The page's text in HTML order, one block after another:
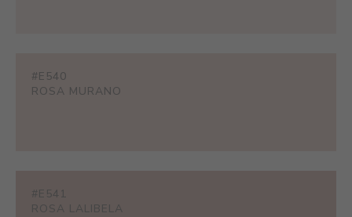
#E540
ROSA MURANO
#E541
ROSA LALIBELA